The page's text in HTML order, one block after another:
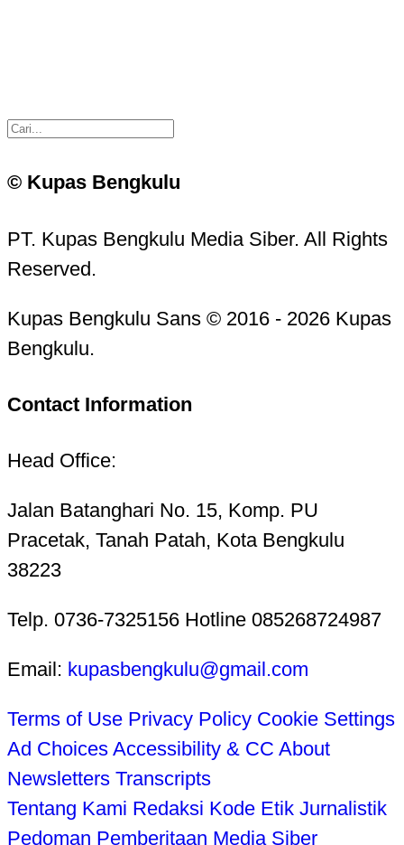
© Kupas Bengkulu
PT. Kupas Bengkulu Media Siber. All Rights
Reserved.
Kupas Bengkulu Sans © 2016 - 2026 Kupas
Bengkulu.
Contact Information
Head Office:
Jalan Batanghari No. 15, Komp. PU
Pracetak, Tanah Patah, Kota Bengkulu
38223
Telp. 0736-7325156 Hotline 085268724987
Email: kupasbengkulu@gmail.com
Terms of Use Privacy Policy Cookie Settings
Ad Choices Accessibility & CC About
Newsletters Transcripts
Tentang Kami Redaksi Kode Etik Jurnalistik
Pedoman Pemberitaan Media Siber